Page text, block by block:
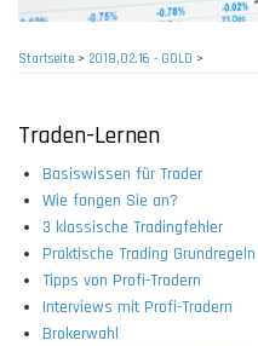
Startseite> 2018.02.16 - GOLD >
Traden-Lernen
Basiswissen für Trader
Wie fangen Sie an?
3 klassische Tradingfehler
Praktische Trading Grundregeln
Tipps von Profi-Tradern
Interviews mit Profi-Tradern
Brokerwahl